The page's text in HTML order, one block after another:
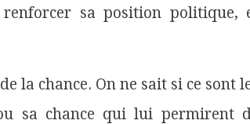
sa position politique,
la chance. On ne sait si ce sont
sa chance qui lui permirent